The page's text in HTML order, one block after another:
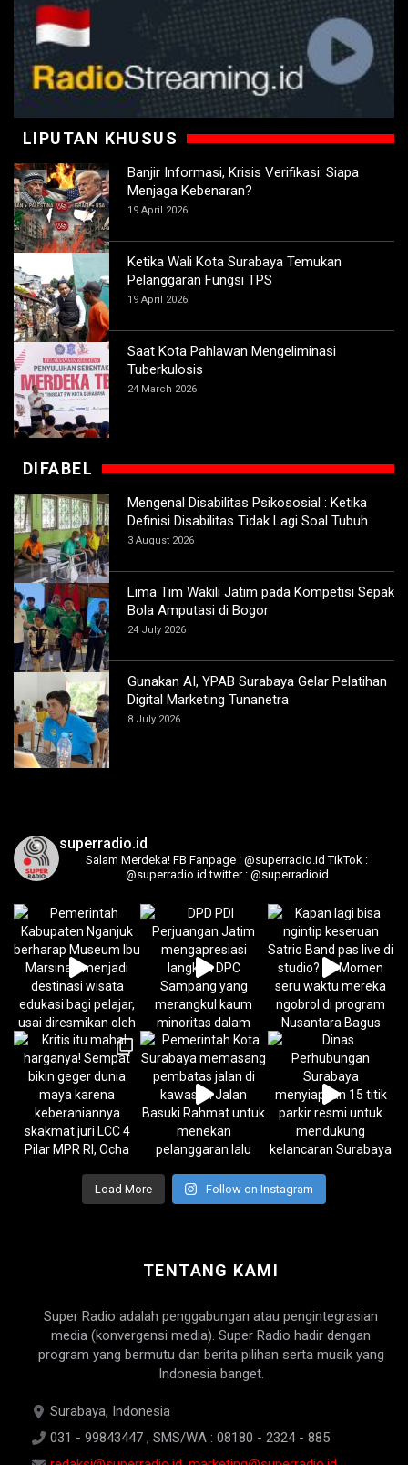
LIPUTAN KHUSUS
Banjir Informasi, Krisis Verifikasi: Siapa
Menjaga Kebenaran?
19 April 2026
Ketika Wali Kota Surabaya Temukan
Pelanggaran Fungsi TPS
19 April 2026
Saat Kota Pahlawan Mengeliminasi
Tuberkulosis
24 March 2026
DIFABEL
Mengenal Disabilitas Psikososial : Ketika
Definisi Disabilitas Tidak Lagi Soal Tubuh
3 August 2026
Lima Tim Wakili Jatim pada Kompetisi Sepak
Bola Amputasi di Bogor
24 July 2026
Gunakan AI, YPAB Surabaya Gelar Pelatihan
Digital Marketing Tunanetra
8 July 2026
superradio.id
Salam Merdeka! FB Fanpage : @superradio.id TikTok :
@superradio.id twitter : @superradioid
Load More Follow on Instagram
TENTANG KAMI
Super Radio adalah penggabungan atau pengintegrasian
media (konvergensi media). Super Radio hadir dengan
program yang bermutu dan berita pilihan serta musik yang
Indonesia banget.
Surabaya, Indonesia
031 - 99843447 , SMS/WA : 08180 - 2324 - 885